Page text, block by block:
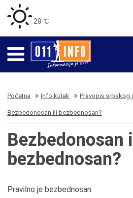
28 ℃
Početna Info kutak Pravopis srpskog
Bezbedonosan ili bezbednosan?
Bezbedonosan
bezbednosan?
Pravilno je bezbednosan.